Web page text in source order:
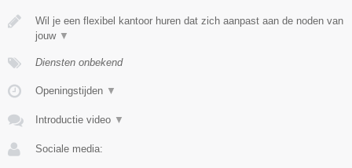
Wil je een flexibel kantoor huren dat zich aanpast aan de noden van
jouw ▼
Diensten onbekend
Openingstijden ▼
Introductie video ▼
Sociale media: